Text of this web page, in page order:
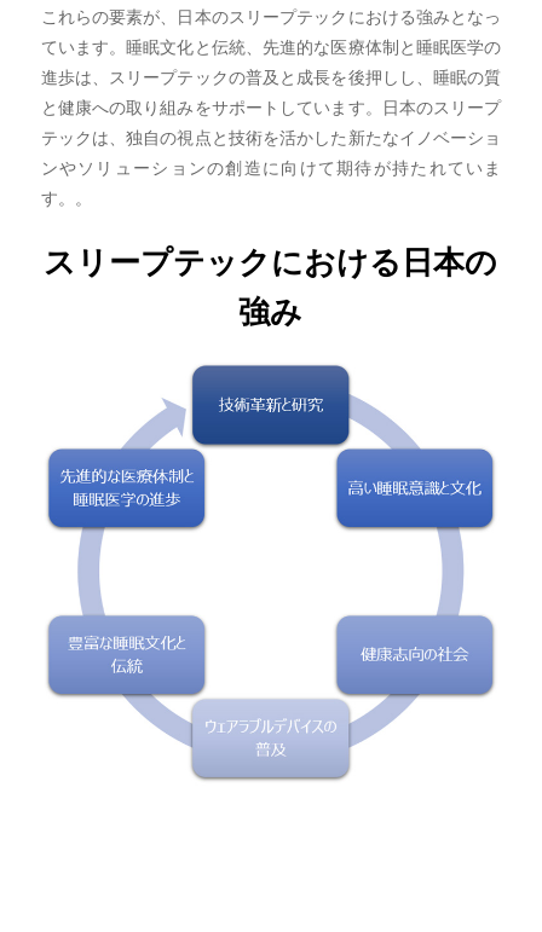
これらの要素が、日本のスリープテックにおける強みとなっ
ています。睡眠文化と伝統、先進的な医療体制と睡眠医学の
進歩は、スリープテックの普及と成長を後押しし、睡眠の質
と健康への取り組みをサポートしています。日本のスリープ
テックは、独自の視点と技術を活かした新たなイノベーショ
ンやソリューションの創造に向けて期待が持たれていま
す。。
スリープテックにおける日本の
強み